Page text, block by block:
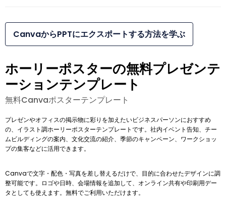
CanvaからPPTにエクスポートする方法を学ぶ
ホーリーポスターの無料プレゼンテ
ーションテンプレート
無料Canvaポスターテンプレート
プレゼンやオフィスの掲示物に彩りを加えたいビジネスパーソンにおすすめ
の、イラスト調ホーリーポスターテンプレートです。社内イベント告知、チー
ムビルディングの案内、文化交流の紹介、季節のキャンペーン、ワークショッ
プの集客などに活用できます。
Canvaで文字・配色・写真を差し替えるだけで、目的に合わせたデザインに調
整可能です。ロゴや日時、会場情報を追加して、オンライン共有や印刷用デー
タとしても使えます。無料でご利用いただけます。